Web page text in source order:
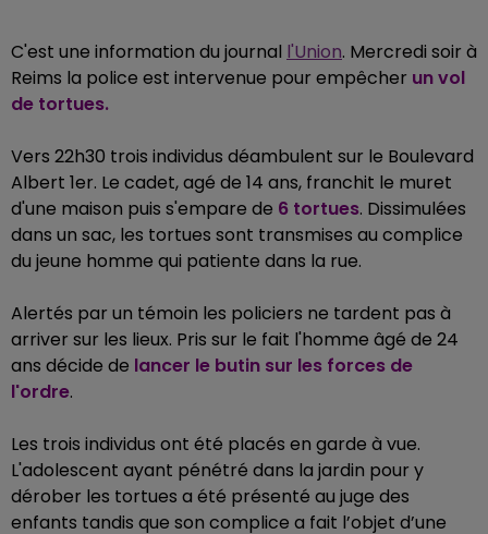
C'est une information du journal l'Union. Mercredi soir à
Reims la police est intervenue pour empêcher un vol
de tortues.
Vers 22h30 trois individus déambulent sur le Boulevard
Albert 1er. Le cadet, agé de 14 ans, franchit le muret
d'une maison puis s'empare de 6 tortues. Dissimulées
dans un sac, les tortues sont transmises au complice
du jeune homme qui patiente dans la rue.
Alertés par un témoin les policiers ne tardent pas à
arriver sur les lieux. Pris sur le fait l'homme âgé de 24
ans décide de lancer le butin sur les forces de
l'ordre.
Les trois individus ont été placés en garde à vue.
L'adolescent ayant pénétré dans la jardin pour y
dérober les tortues a été présenté au juge des
enfants tandis que son complice a fait l’objet d’une